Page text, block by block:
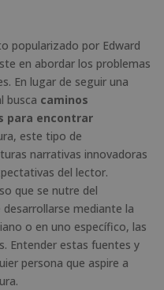
popularizado por Edward
en abordar los problemas
En lugar de seguir una
busca caminos
para encontrar
este tipo de
narrativas innovadoras
del lector.
que se nutre del
mediante la
o en uno específico, las
Entender estas fuentes y
persona que aspire a